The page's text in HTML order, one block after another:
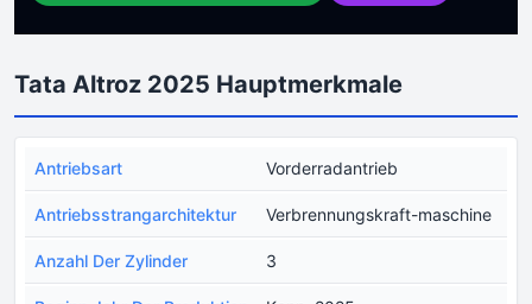
Tata Altroz 2025 Hauptmerkmale
Antriebsart Vorderradantrieb
Antriebsstrangarchitektur Verbrennungskraft-maschine
Anzahl Der Zylinder 3